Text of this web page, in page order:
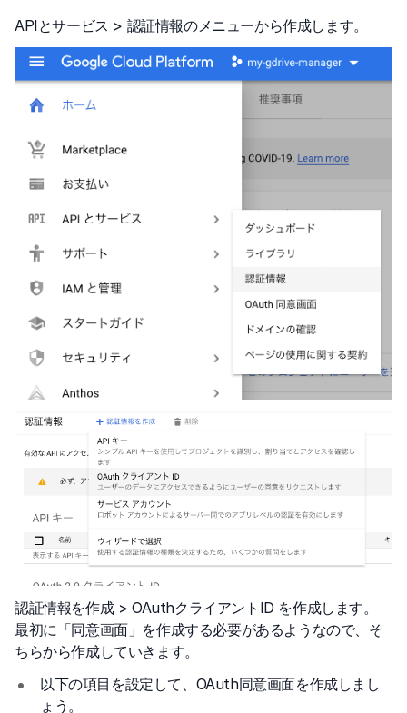
APIとサービス > 認証情報のメニューから作成します。
認証情報を作成 > OAuthクライアントID を作成します。
最初に「同意画面」を作成する必要があるようなので、そ
ちらから作成していきます。
以下の項目を設定して、OAuth同意画面を作成しまし
ょう。